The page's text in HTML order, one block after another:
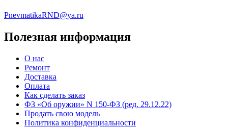
PnevmatikaRND@ya.ru
Полезная информация
О нас
Ремонт
Доставка
Оплата
Как сделать заказ
ФЗ «Об оружии» N 150-ФЗ (ред. 29.12.22)
Продать свою модель
Политика конфиденциальности